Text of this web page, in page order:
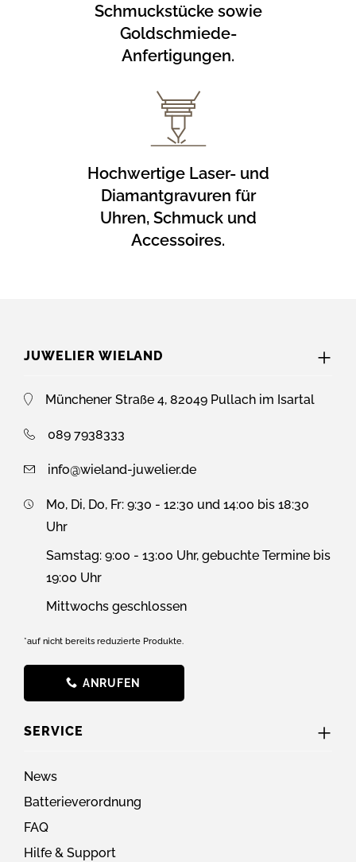
Schmuckstücke sowie
Goldschmiede-
Anfertigungen.
Hochwertige Laser- und
Diamantgravuren für
Uhren, Schmuck und
Accessoires.
JUWELIER WIELAND
Münchener Straße 4, 82049 Pullach im Isartal
089 7938333
info@wieland-juwelier.de
Mo, Di, Do, Fr: 9:30 - 12:30 und 14:00 bis 18:30
Uhr
Samstag: 9:00 - 13:00 Uhr, gebuchte Termine bis
19:00 Uhr
Mittwochs geschlossen
*auf nicht bereits reduzierte Produkte.
ANRUFEN
SERVICE
News
Batterieverordnung
FAQ
Hilfe & Support